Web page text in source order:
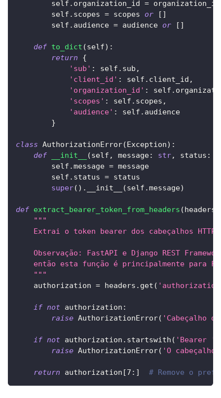
        self
. organization_id = organization_id
        self
. scopes = scopes or [ ]
        self
. audience = audience or [ ]
def to_dict (self) :
return
{
'sub' : self . sub ,
'client_id' : self . client_id ,
'organization_id' : self .
'scopes' : self . scopes ,
'audience' : self . audience
}
class AuthorizationError(Exception) :
def
__init__ (self , message: str, status :
        self
.message = message
        self
. status = status
super( ) . __init__ (self .message)
def extract_bearer_token_from_headers (headers
"""
    Extrai o token bearer dos cabeçalhos HTTP.
Observação: FastAPI e Django REST
então esta função é principalmente para
    """
    authorization
= headers . get (
if not authorization :
raise AuthorizationError( 'Cabeçalho
if not authorization . startswith ( 'Bearer '
raise AuthorizationError( 'O cabeçalho
return authorization [7 : ] # Remove o